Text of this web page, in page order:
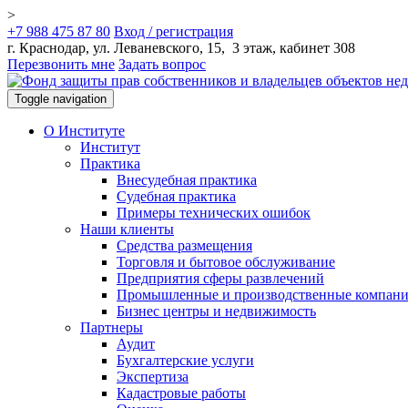
>
+7 988 475 87 80 Вход / регистрация
г. Краснодар, ул. Леваневского, 15, 3 этаж, кабинет 308
Перезвонить мне Задать вопрос
Toggle navigation
О Институте
Институт
Практика
Внесудебная практика
Судебная практика
Примеры технических ошибок
Наши клиенты
Средства размещения
Торговля и бытовое обслуживание
Предприятия сферы развлечений
Промышленные и производственные
Бизнес центры и недвижимость
Партнеры
Аудит
Бухгалтерские услуги
Экспертиза
Кадастровые работы